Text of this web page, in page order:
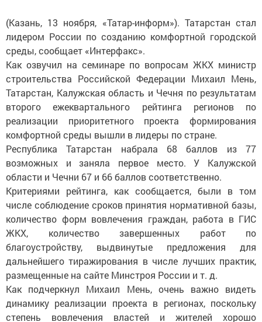
(Казань, 13 ноября, «Татар-информ»). Татарстан стал
лидером России по созданию комфортной городской
среды, сообщает «Интерфакс».
Как озвучил на семинаре по вопросам ЖКХ министр
строительства Российской Федерации Михаил Мень,
Татарстан, Калужская область и Чечня по результатам
второго ежеквартального рейтинга регионов по
реализации приоритетного проекта формирования
комфортной среды вышли в лидеры по стране.
Республика Татарстан набрала 68 баллов из 77
возможных и заняла первое место. У Калужской
области и Чечни 67 и 66 баллов соответственно.
Критериями рейтинга, как сообщается, были в том
числе соблюдение сроков принятия нормативной базы,
количество форм вовлечения граждан, работа в ГИС
ЖКХ, количество завершенных работ по
благоустройству, выдвинутые предложения для
дальнейшего тиражирования в числе лучших практик,
размещенные на сайте Минстроя России и т. д.
Как подчеркнул Михаил Мень, очень важно видеть
динамику реализации проекта в регионах, поскольку
степень вовлечения властей и жителей хорошо